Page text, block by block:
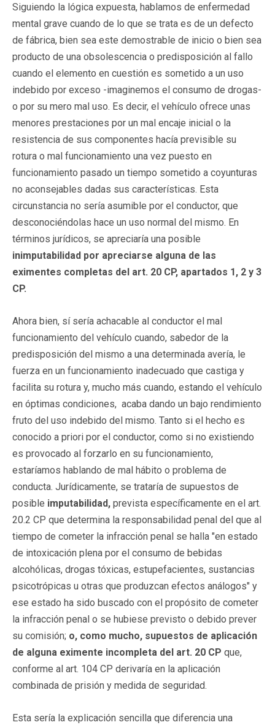
Siguiendo la lógica expuesta, hablamos de enfermedad
mental grave cuando de lo que se trata es de un defecto
de fábrica, bien sea este demostrable de inicio o bien sea
producto de una obsolescencia o predisposición al fallo
cuando el elemento en cuestión es sometido a un uso
indebido por exceso -imaginemos el consumo de drogas-
o por su mero mal uso. Es decir, el vehículo ofrece unas
menores prestaciones por un mal encaje inicial o la
resistencia de sus componentes hacía previsible su
rotura o mal funcionamiento una vez puesto en
funcionamiento pasado un tiempo sometido a coyunturas
no aconsejables dadas sus características. Esta
circunstancia no sería asumible por el conductor, que
desconociéndolas hace un uso normal del mismo. En
términos jurídicos, se apreciaría una posible
inimputabilidad por apreciarse alguna de las
eximentes completas del art. 20 CP, apartados 1, 2 y 3
CP.
Ahora bien, sí sería achacable al conductor el mal
funcionamiento del vehículo cuando, sabedor de la
predisposición del mismo a una determinada avería, le
fuerza en un funcionamiento inadecuado que castiga y
facilita su rotura y, mucho más cuando, estando el vehículo
en óptimas condiciones, acaba dando un bajo rendimiento
fruto del uso indebido del mismo. Tanto si el hecho es
conocido a priori por el conductor, como si no existiendo
es provocado al forzarlo en su funcionamiento,
estaríamos hablando de mal hábito o problema de
conducta. Jurídicamente, se trataría de supuestos de
posible imputabilidad, prevista específicamente en el art.
20.2 CP que determina la responsabilidad penal del que al
tiempo de cometer la infracción penal se halla "en estado
de intoxicación plena por el consumo de bebidas
alcohólicas, drogas tóxicas, estupefacientes, sustancias
psicotrópicas u otras que produzcan efectos análogos" y
ese estado ha sido buscado con el propósito de cometer
la infracción penal o se hubiese previsto o debido prever
su comisión; o, como mucho, supuestos de aplicación
de alguna eximente incompleta del art. 20 CP que,
conforme al art. 104 CP derivaría en la aplicación
combinada de prisión y medida de seguridad.
Esta sería la explicación sencilla que diferencia una